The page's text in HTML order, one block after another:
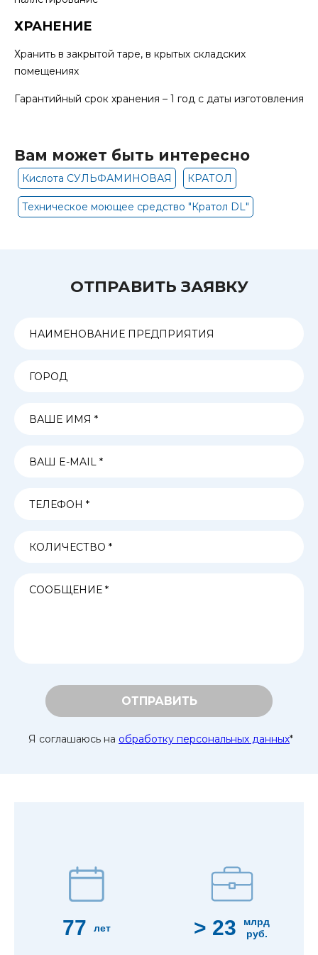
ХРАНЕНИЕ
Хранить в закрытой таре, в крытых складских
помещениях
Гарантийный срок хранения – 1 год с даты изготовления
Вам может быть интересно
Кислота СУЛЬФАМИНОВАЯ КРАТОЛ
Техническое моющее средство "Кратол DL"
ОТПРАВИТЬ ЗАЯВКУ
ОТПРАВИТЬ
Я соглашаюсь на обработку персональных данных*
77 лет > 23
млрд
руб.